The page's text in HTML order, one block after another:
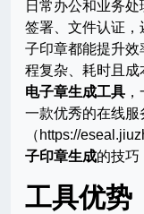
日常办公和业务
签署、文件认证
子印章都能提升
程复杂、耗时且
电子章生成工具
一款优秀的在线
（https://
子印章生成的技巧
工具优势